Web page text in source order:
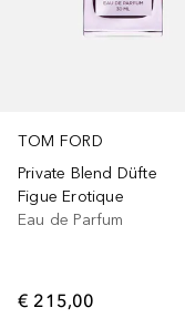
TOM FORD
Private Blend Düfte
Figue Erotique
Eau de Parfum
€ 215,00